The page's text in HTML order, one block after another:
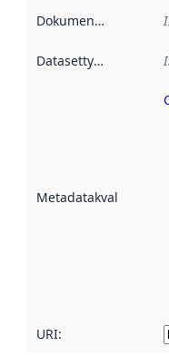
Dokumentasjon
Datasettype
Metadatakvalitet
URI: